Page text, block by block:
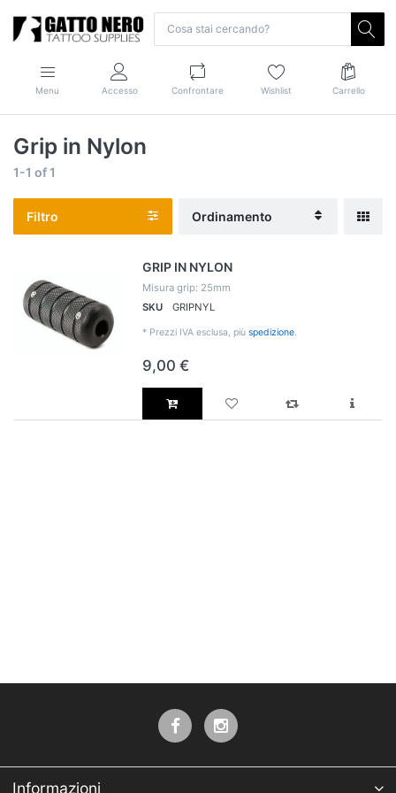
Menu Accesso Confrontare Wishlist Carrello
Grip in Nylon
1-1 of1
Filtro Ordinamento
GRIP IN NYLON
Misura grip: 25mm
SKU
GRIPNYL
* Prezzi IVA esclusa, più spedizione.
9,00 €
Informazioni